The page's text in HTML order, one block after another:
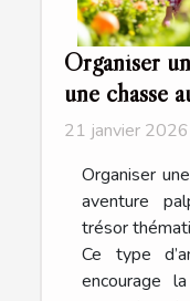
Organiser
une chasse
21 janvier
Organiser
aventure
trésor
Ce type
encourage